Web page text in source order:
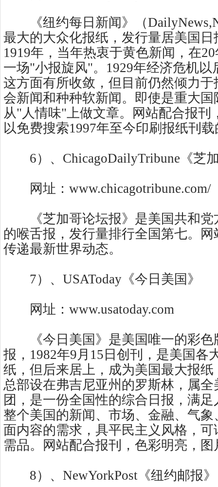
《纽约每日新闻》（
最大的大众化报纸，发行量居美国
1919年，当年热衷于黄色新闻，在
一场"小报旋风"。1929年经济危机以
这方面有所收敛，但目前仍然倾力
会新闻和种种软新闻。即使是重大
从"人情味"上做文章。网站配合报刊
以免费搜索1997年至今印刷报纸刊
6）、ChicagoDailyTribune《芝
网址：www.chicagotribune.com/
《芝加哥论坛报》是美国共和党
的喉舌报，发行量排行全国第七。
传递最新世界动态。
7）、USAToday《今日美国》
网址：www.usatoday.com
《今日美国》是美国唯一的彩色
报，1982年9月15日创刊，是美国各
纸，但后来居上，成为美国最大报
总部设在弗吉尼亚州的罗斯林，属
团，是一份全国性的综合日报，满
整个美国的新闻、市场、金融、气
面内容的需求，具平民主义风格，
需品。网站配合报刊，色彩明亮，图
8）、NewYorkPost《纽约邮报》